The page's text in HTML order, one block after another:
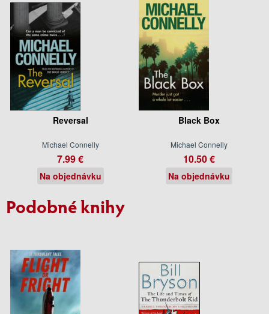
Reversal
Michael Connelly
7.99 €
Na objednávku
Black Box
Michael Connelly
10.50 €
Na objednávku
Podobné knihy